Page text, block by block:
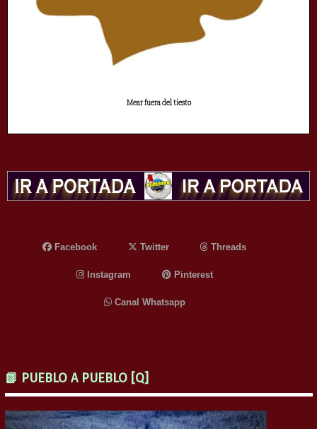
Mear fuera del tiesto
Facebook Twitter Threads
Instagram Pinterest
Canal Whatsapp
📗 PUEBLO A PUEBLO [Q]